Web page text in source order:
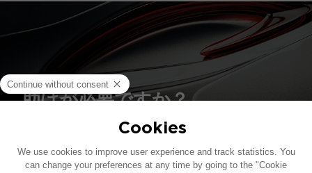
助けが必要ですか？
私たちのチームは、あなたの車に最適なキットを選
び、技術的な質問にお答えします。